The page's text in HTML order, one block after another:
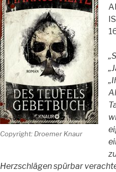
Copyright: Droemer Knaur
Herzschlägen spürbar